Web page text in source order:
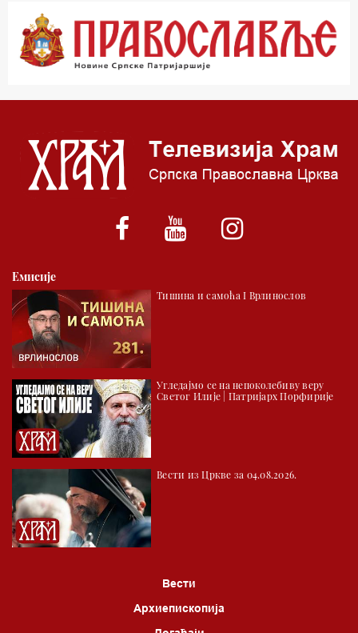
20.00 Вести из Цркве
20.15 Реч Архијереја
00.03 Црквена предавања и трибине
01.03 Српски јерарси
01.30 Хроника Архиепископије
02.30 Млади у Цркви
03.03 Палета културног наслеђа
04.00 Час историје
05.30 Храм културе
06.00 Црквена предавања и трибине
*најважније вести емитујемо на сваки пун сат
Емисије
Тишина и самоћа I Врлинослов
Угледајмо се на непоколебиву веру
Светог Илије | Патријарх Порфирије
Вести из Цркве за 04.08.2026.
Вести
Архиепископија